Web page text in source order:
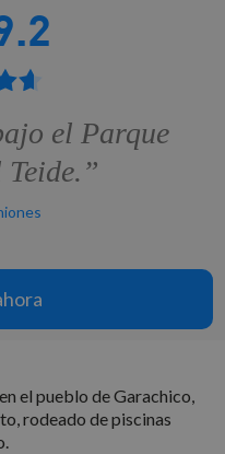
el Parque
el pueblo de Garachico,
rodeado de piscinas